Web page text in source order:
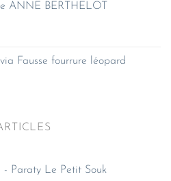
ANNE BERTHELOT
Fausse fourrure léopard
- Paraty Le Petit Souk